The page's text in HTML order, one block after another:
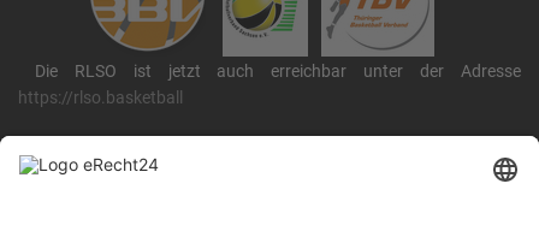
Die RLSO ist jetzt auch erreichbar unter der Adresse
https://rlso.basketball